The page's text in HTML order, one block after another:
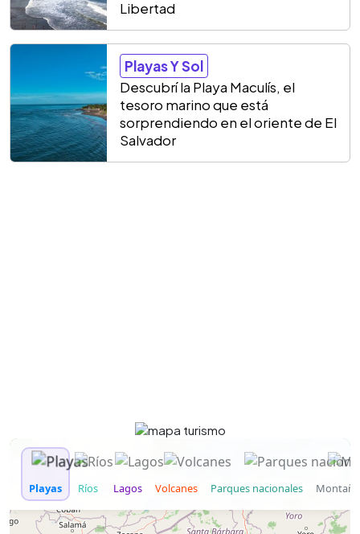
Libertad
Playas Y Sol
Descubrí la Playa Maculís, el
tesoro marino que está
sorprendiendo en el oriente de El
Salvador